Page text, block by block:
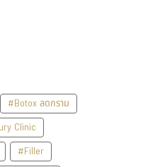
#Botox ลดกราม
Clinic
#Filler